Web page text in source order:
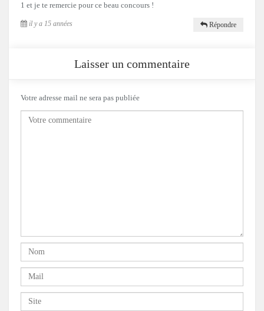
1 et je te remercie pour ce beau concours !
il y a 15 années Répondre
Laisser un commentaire
Votre adresse mail ne sera pas publiée